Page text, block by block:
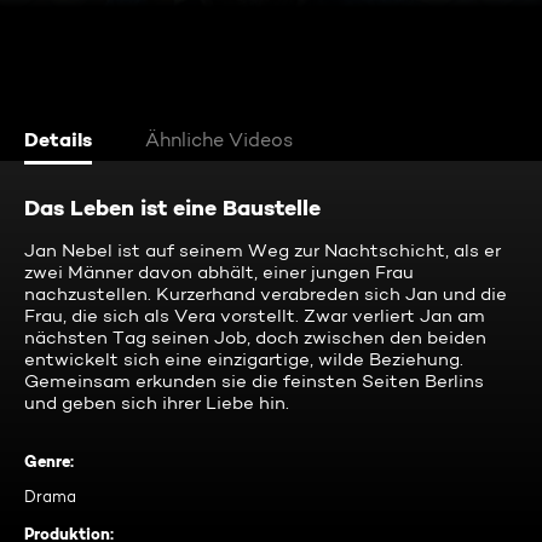
Details Ähnliche Videos
Das Leben ist eine Baustelle
Jan Nebel ist auf seinem Weg zur Nachtschicht, als er
zwei Männer davon abhält, einer jungen Frau
nachzustellen. Kurzerhand verabreden sich Jan und die
Frau, die sich als Vera vorstellt. Zwar verliert Jan am
nächsten Tag seinen Job, doch zwischen den beiden
entwickelt sich eine einzigartige, wilde Beziehung.
Gemeinsam erkunden sie die feinsten Seiten Berlins
und geben sich ihrer Liebe hin.
Genre:
Drama
Produktion: